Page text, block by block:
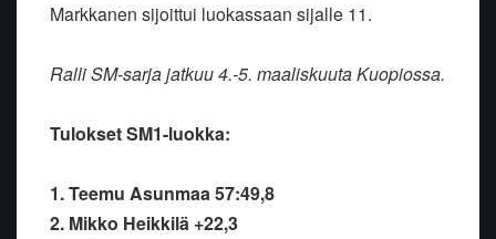
Markkanen sijoittui luokassaan sijalle 11.
Ralli SM-sarja jatkuu 4.-5. maaliskuuta Kuopiossa.
Tulokset SM1-luokka:
1. Teemu Asunmaa 57:49,8
2. Mikko Heikkilä +22,3